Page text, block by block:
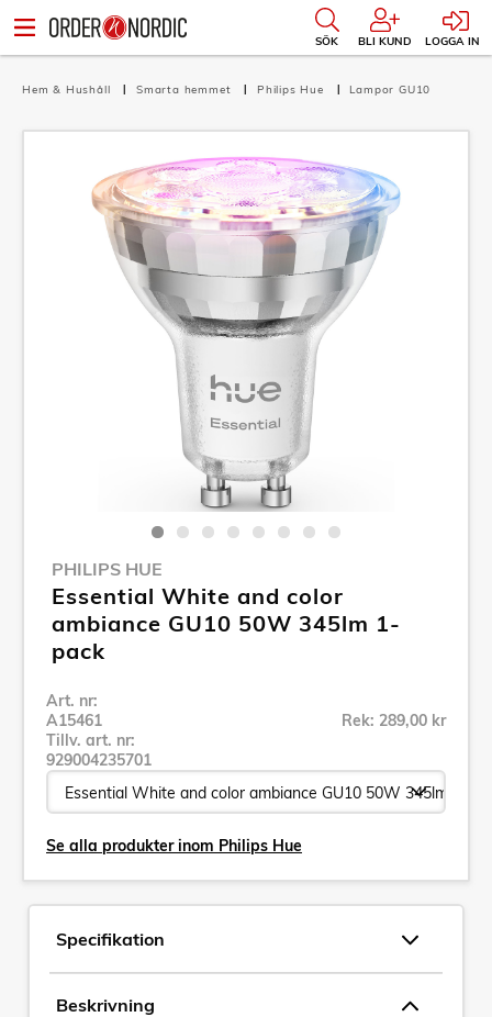
SÖK BLI KUND LOGGA IN
Hem & Hushåll Smarta hemmet Philips Hue Lampor GU10
PHILIPS HUE
Essential White and color
ambiance GU10 50W 345lm 1-
pack
Art. nr:
A15461
Tillv. art. nr:
929004235701
Rek: 289,00 kr
Se alla produkter inom Philips Hue
Specifikation
Beskrivning